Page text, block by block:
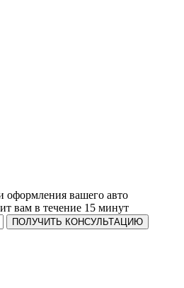
оформления вашего авто
вам в течение 15 минут
ПОЛУЧИТЬ КОНСУЛЬТАЦИЮ